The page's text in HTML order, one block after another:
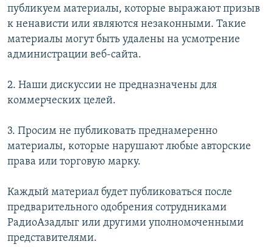
KARIKATURA
İSLAM VƏ DEMOKRATIYA
İZ - MƏDƏNIYYƏT PROQRAMI
PEŞƏ ETIKASI VƏ JURNALISTIKA STANDARTLARIMIZ
MATERIALLARIMIZDAN ISTIFADƏ
AZADLIQRADIOSU MOBIL TELEFONUNUZDA
XƏBƏR BÜLLETENLƏRIMIZ
RFE/RL-in bütün saytları
публикуем материалы, которые выражают призыв
к ненависти или являются незаконными. Такие
материалы могут быть удалены на усмотрение
администрации веб-сайта.
2. Наши дискуссии не предназначены для
коммерческих целей.
3. Просим не публиковать преднамеренно
материалы, которые нарушают любые авторские
права или торговую марку.
Каждый материал будет публиковаться после
предварительного одобрения сотрудниками
РадиоАзадлыг или другими уполномоченными
представителями.